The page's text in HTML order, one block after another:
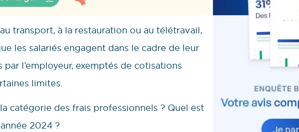
transport, à la restauration ou au télétravail,
les salariés engagent dans le cadre de leur
l’employeur, exemptés de cotisations
limites.
catégorie des frais professionnels ? Quel est
2024 ?